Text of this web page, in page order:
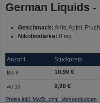
German Liquids
Geschmack: Anis, Apfel,
Nikotinstärke: 0 mg
Anzahl Stückpreis
Bis9 10,90 €
Ab 10 9,90 €
Preise inkl. MwSt. zzgl. Versandkosten